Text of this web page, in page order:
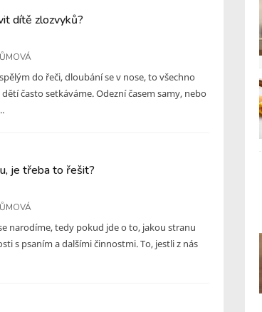
dítě zlozvyků?
do řeči, dloubání se v nose, to všechno
často setkáváme. Odezní časem samy, nebo
je třeba to řešit?
narodíme, tedy pokud jde o to, jakou stranu
s psaním a dalšími činnostmi. To, jestli z nás